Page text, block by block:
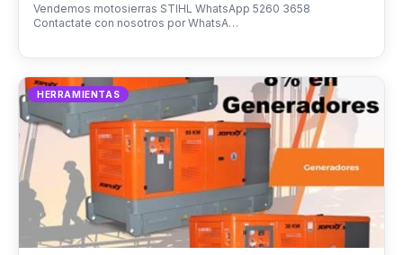
Vendemos motosierras STIHL WhatsApp 5260 3658
Contactate con nosotros por WhatsA…
HERRAMIENTAS